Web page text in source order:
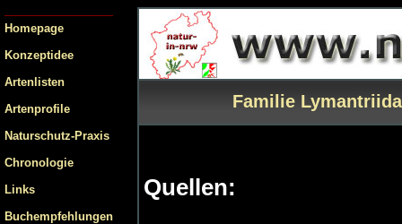
Homepage
Konzeptidee
Artenlisten
Artenprofile
Naturschutz-Praxis
Chronologie
Links
Buchempfehlungen
Familie
Quellen: